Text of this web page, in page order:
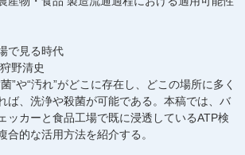
で見る時代
野清史
”や“汚れ”がどこに存在し、どこの場所に多く
ば、洗浄や殺菌が可能である。本稿では、バ
ッカーと食品工場で既に浸透しているATP検
合的な活用方法を紹介する。